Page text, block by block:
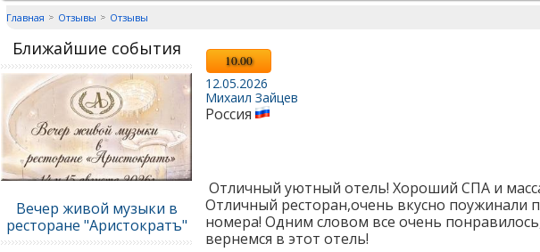
Главная Отзывы Отзывы
Ближайшие события
Вечер живой музыки в
ресторане "Аристократъ"
10.00
12.05.2026
Михаил Зайцев
Россия
Отличный уютный отель! Хороший СПА и
Отличный ресторан,очень вкусно
номера! Одним словом все очень
вернемся в этот отель!